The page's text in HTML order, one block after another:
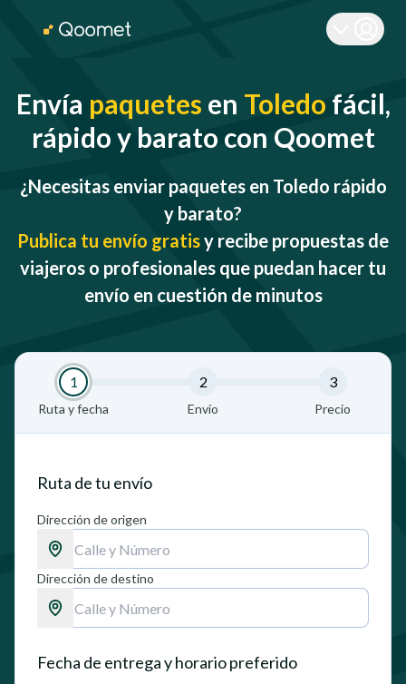
Envía paquetes en Toledo fácil,
rápido y barato con Qoomet
¿Necesitas enviar paquetes en Toledo rápido
y barato?
Publica tu envío gratisy recibe propuestas de
viajeros o profesionales que puedan hacer tu
envío en cuestión de minutos
1
Ruta y fecha
2
Envío
3
Precio
Ruta de tu envío
Dirección de origen
Dirección de destino
Fecha de entrega y horario preferido